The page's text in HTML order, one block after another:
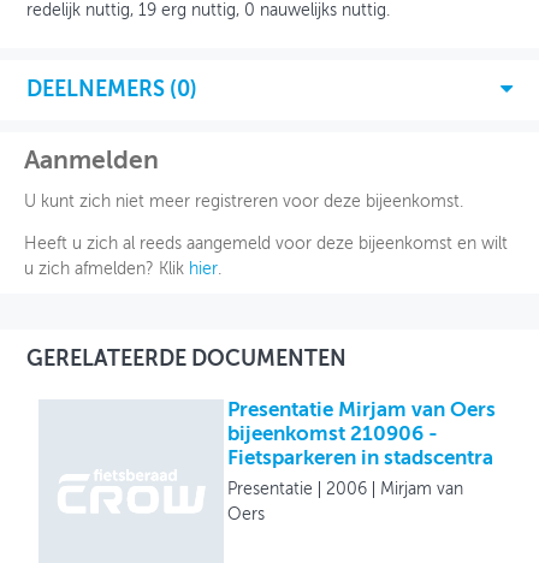
redelijk nuttig, 19 erg nuttig, 0 nauwelijks nuttig.
DEELNEMERS (0)
Aanmelden
U kunt zich niet meer registreren voor deze bijeenkomst.
Heeft u zich al reeds aangemeld voor deze bijeenkomst en wilt
u zich afmelden? Klik hier.
GERELATEERDE DOCUMENTEN
Presentatie Mirjam van Oers
bijeenkomst 210906 -
Fietsparkeren in stadscentra
Presentatie 2006
Mirjam van
Oers